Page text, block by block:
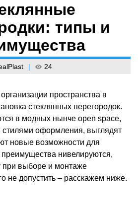
типы и
| 24
пространства в
стеклянных перегородок.
в модных нынче open space,
стилями оформления, выглядят
новые возможности для
нивелируются,
при выборе и монтаже
не допустить – расскажем ниже.